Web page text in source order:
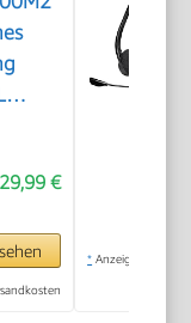
29,99 €
* Anzeige